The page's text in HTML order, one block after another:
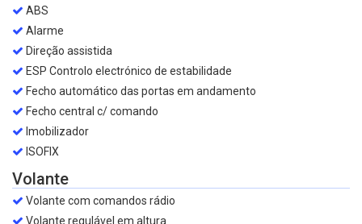
ABS
Alarme
Direção assistida
ESP Controlo electrónico de estabilidade
Fecho automático das portas em andamento
Fecho central c/ comando
Imobilizador
ISOFIX
Volante
Volante com comandos rádio
Volante regulável em altura